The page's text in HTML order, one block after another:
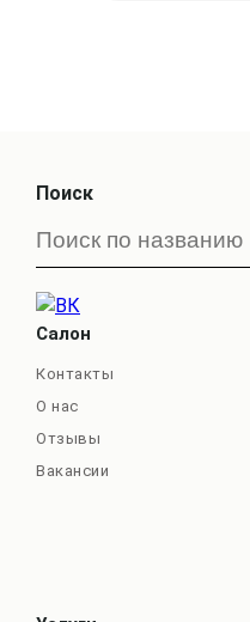
Поиск
Салон
Контакты
О нас
Отзывы
Вакансии